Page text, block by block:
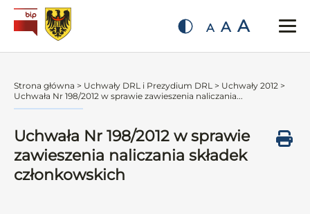
A A A
Strona główna > Uchwały DRL i Prezydium DRL > Uchwały 2012 >
Uchwała Nr 198/2012 w sprawie zawieszenia naliczania...
Uchwała Nr 198/2012 w sprawie
zawieszenia naliczania składek
członkowskich